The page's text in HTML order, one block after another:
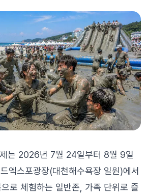
는 2026년 7월 24일부터 8월 9일
엑스포광장(대천해수욕장 일원)에서
로 체험하는 일반존, 가족 단위로 즐